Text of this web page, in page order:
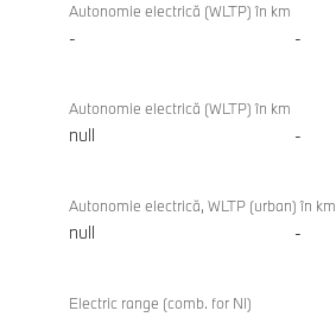
Autonomie electrică (WLTP) în km
- -
Autonomie electrică (WLTP) în km
null -
Autonomie electrică, WLTP (urban) în km
null -
Electric range (comb. for NI)